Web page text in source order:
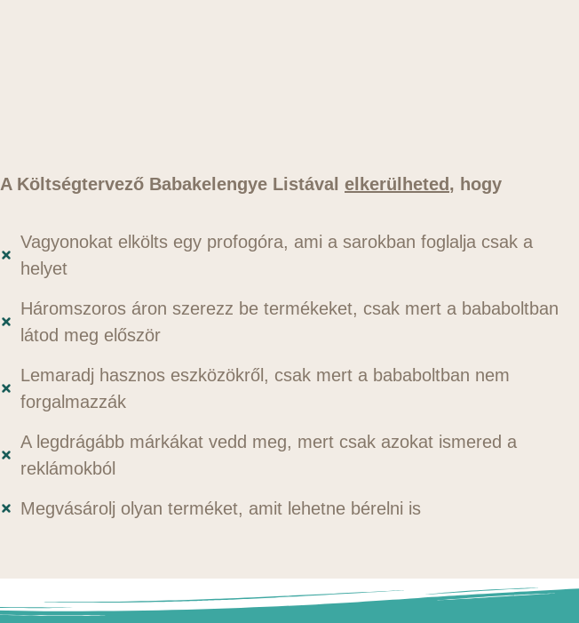
A Költségtervező Babakelengye Listával elkerülheted , hogy
Vagyonokat elkölts egy profogóra, ami a sarokban foglalja csak a
helyet
Háromszoros áron szerezz be termékeket, csak mert a bababoltban
látod meg először
Lemaradj hasznos eszközökről, csak mert a bababoltban nem
forgalmazzák
A legdrágább márkákat vedd meg, mert csak azokat ismered a
reklámokból
Megvásárolj olyan terméket, amit lehetne bérelni is